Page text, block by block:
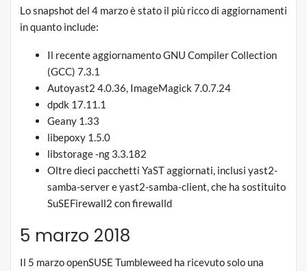
Lo snapshot del 4 marzo è stato il più ricco di aggiornamenti
in quanto include:
Il recente aggiornamento GNU Compiler Collection
(GCC) 7.3.1
Autoyast2 4.0.36, ImageMagick 7.0.7.24
dpdk 17.11.1
Geany 1.33
libepoxy 1.5.0
libstorage -ng 3.3.182
Oltre dieci pacchetti YaST aggiornati, inclusi yast2-
samba-server e yast2-samba-client, che ha sostituito
SuSEFirewall2 con firewalld
5 marzo 2018
Il 5 marzo openSUSE Tumbleweed ha ricevuto solo una